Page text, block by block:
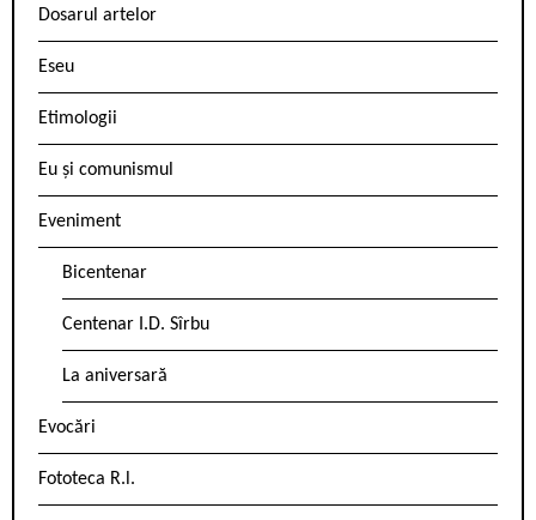
Dosarul artelor
Eseu
Etimologii
Eu și comunismul
Eveniment
Bicentenar
Centenar I.D. Sîrbu
La aniversară
Evocări
Fototeca R.l.